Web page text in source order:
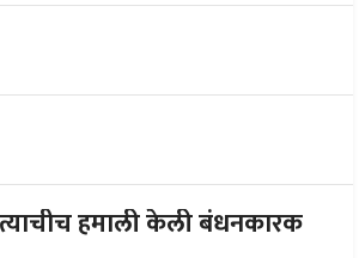
हमाली केली बंधनकारक